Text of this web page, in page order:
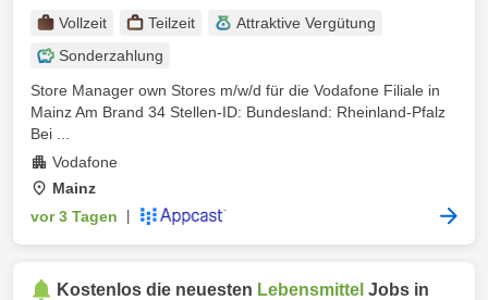
Vollzeit Teilzeit
Attraktive Vergütung
Sonderzahlung
Store Manager own Stores m/w/d für die Vodafone Filiale in
Mainz Am Brand 34 Stellen-ID: Bundesland: Rheinland-Pfalz
Bei ...
Vodafone
Mainz
vor 3 Tagen
Kostenlos die neuesten Lebensmittel Jobs in